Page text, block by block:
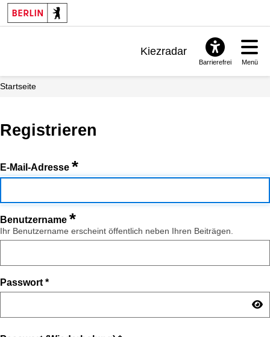
Kiezradar
Barrierefrei Menü
Startseite
Registrieren
E-Mail-Adresse *
Benutzername *
Ihr Benutzername erscheint öffentlich neben Ihren Beiträgen.
Passwort *